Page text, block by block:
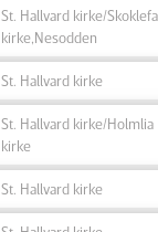
St. Hallvard kirke/
kirke,Nesodden
St. Hallvard kirke
St. Hallvard kirke/Holmlia
kirke
St. Hallvard kirke